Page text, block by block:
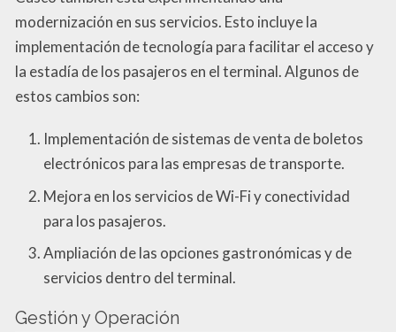
modernización en sus servicios. Esto incluye la
implementación de tecnología para facilitar el acceso y
la estadía de los pasajeros en el terminal. Algunos de
estos cambios son:
Implementación de sistemas de venta de boletos
electrónicos para las empresas de transporte.
Mejora en los servicios de Wi-Fi y conectividad
para los pasajeros.
Ampliación de las opciones gastronómicas y de
servicios dentro del terminal.
Gestión y Operación